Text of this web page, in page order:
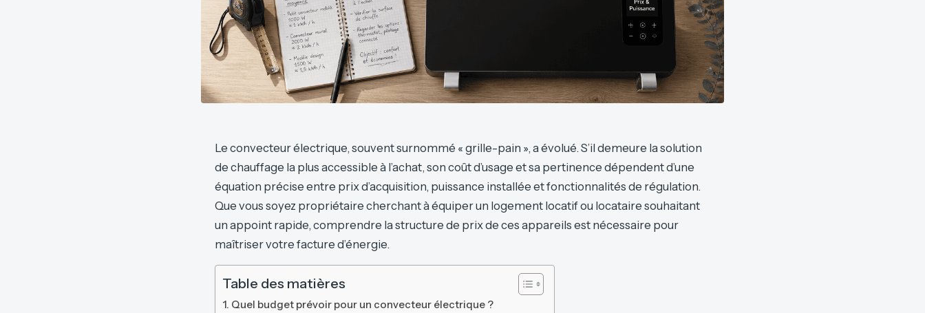
Le convecteur électrique, souvent surnommé « grille-pain », a évolué. S’il demeure la solution
de chauffage la plus accessible à l’achat, son coût d’usage et sa pertinence dépendent d’une
équation précise entre prix d’acquisition, puissance installée et fonctionnalités de régulation.
Que vous soyez propriétaire cherchant à équiper un logement locatif ou locataire souhaitant
un appoint rapide, comprendre la structure de prix de ces appareils est nécessaire pour
maîtriser votre facture d’énergie.
Table des matières
Quel budget prévoir pour un convecteur électrique ?